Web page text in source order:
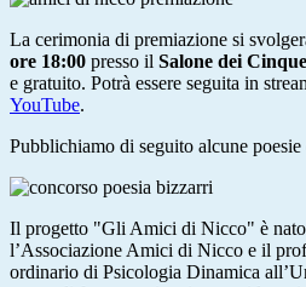
La cerimonia di premiazione si
ore 18:00 presso il Salone dei
e gratuito. Potrà essere seguita in
YouTube.
Pubblichiamo di seguito alcune poesie
Il progetto "Gli Amici di Nicco" è
l’Associazione Amici di Nicco e il
ordinario di Psicologia Dinamica